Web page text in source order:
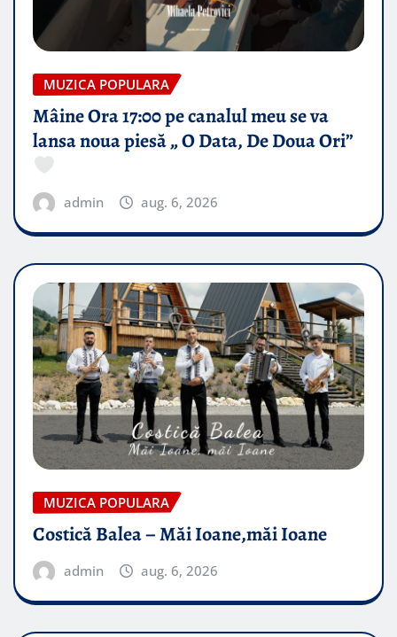
MUZICA POPULARA
Mâine Ora 17:00 pe canalul meu se va
lansa noua piesă „ O Data, De Doua Ori”
admin aug. 6, 2026
MUZICA POPULARA
Costică Balea – Măi Ioane,măi Ioane
admin aug. 6, 2026